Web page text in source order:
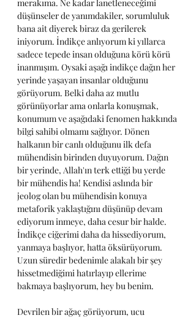
merakıma. Ne kadar lanetleneceğimi
düşünseler de yanımdakiler, sorumluluk
bana ait diyerek biraz da gerilerek
iniyorum. İndikçe anlıyorum ki yıllarca
sadece tepede insan olduğuna körü körü
inanmışım. Oysaki aşağı indikçe dağın her
yerinde yaşayan insanlar olduğunu
görüyorum. Belki daha az mutlu
görünüyorlar ama onlarla konuşmak,
konumum ve aşağıdaki fenomen hakkında
bilgi sahibi olmamı sağlıyor. Dönen
halkanın bir canlı olduğunu ilk defa
mühendisin birinden duyuyorum. Dağın
bir yerinde, Allah'ın terk ettiği bu yerde
bir mühendis ha! Kendisi aslında bir
jeolog olan bu mühendisin konuya
metaforik yaklaştığını düşünüp devam
ediyorum inmeye, daha cesur bir halde.
İndikçe ciğerimi daha da hissediyorum,
yanmaya başlıyor, hatta öksürüyorum.
Uzun süredir bedenimle alakalı bir şey
hissetmediğimi hatırlayıp ellerime
bakmaya başlıyorum, hey bu benim.
Devrilen bir ağaç görüyorum, ucu